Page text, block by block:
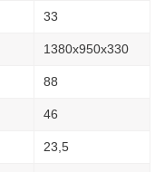
33
1380x950x330
88
46
23,5